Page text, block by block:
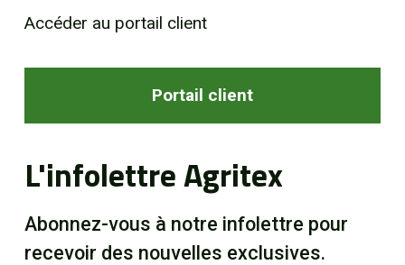
Accéder au portail client
Portail client
L'infolettre Agritex
Abonnez-vous à notre infolettre pour
recevoir des nouvelles exclusives.